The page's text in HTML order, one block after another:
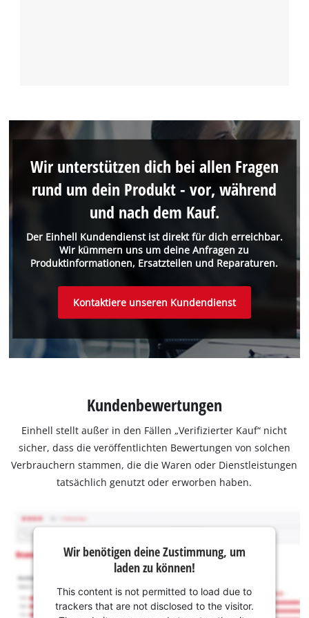
Der Einhell Kundendienst ist direkt für dich erreichbar.
Wir kümmern uns um deine Anfragen zu
Produktinformationen, Ersatzteilen und Reparaturen.
Wir unterstützen dich bei allen Fragen
rund um dein Produkt - vor, während
und nach dem Kauf.
Kontaktiere unseren Kundendienst
Kundenbewertungen
Einhell stellt außer in den Fällen „Verifizierter Kauf“ nicht
sicher, dass die veröffentlichten Bewertungen von solchen
Verbrauchern stammen, die die Waren oder Dienstleistungen
tatsächlich genutzt oder erworben haben.
Wir benötigen deine Zustimmung, um
laden zu können!
This content is not permitted to load due to
trackers that are not disclosed to the visitor.